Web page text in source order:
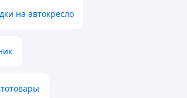
на автокресло